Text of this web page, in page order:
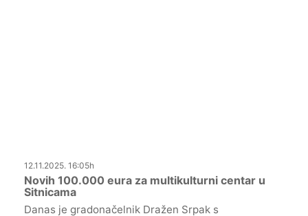
12.11.2025. 16:05h
Novih 100.000 eura za multikulturni centar u
Sitnicama
Danas je gradonačelnik Dražen Srpak s